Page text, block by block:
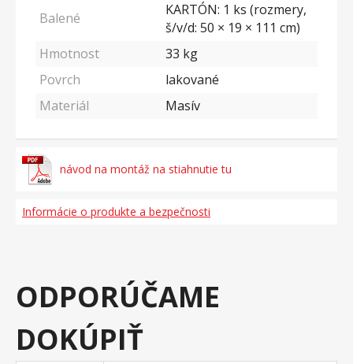
Balené
KARTÓN: 1 ks (rozmery,
š/v/d: 50 × 19 × 111 cm)
Hmotnost
33 kg
Povrch
lakované
Materiál
Masív
návod na montáž na stiahnutie tu
Informácie o produkte a bezpečnosti
ODPORÚČAME
DOKÚPIŤ